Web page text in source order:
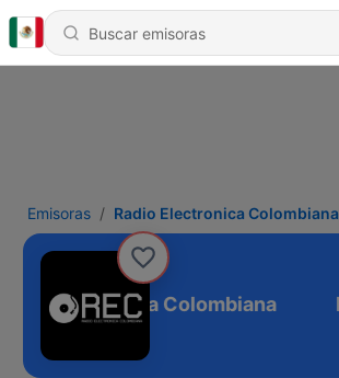
Emisoras Radio Electronica Colombiana
Electronica Colombiana